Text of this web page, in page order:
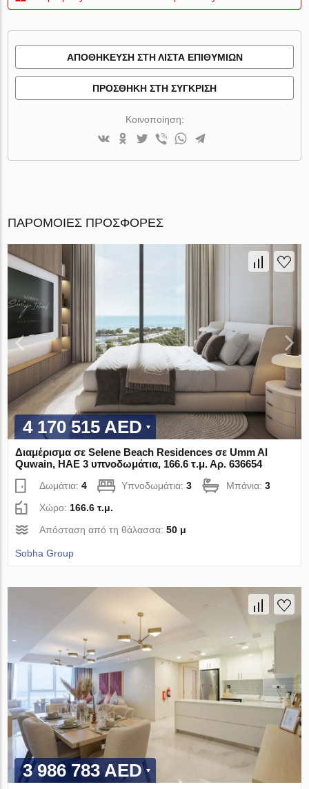
ΑΠΟΘΉΚΕΥΣΗ ΣΤΗ ΛΊΣΤΑ ΕΠΙΘΥΜΙΏΝ
ΠΡΟΣΘΉΚΗ ΣΤΗ ΣΎΓΚΡΙΣΗ
Κοινοποίηση:
ΠΑΡΌΜΟΙΕΣ ΠΡΟΣΦΟΡΈΣ
4 170 515 AED
Διαμέρισμα σε Selene Beach Residences σε Umm Al
Quwain, ΗΑΕ 3 υπνοδωμάτια, 166.6 τ.μ. Αρ. 636654
Δωμάτια:4 Υπνοδωμάτια:3 Μπάνια:3
Χώρο:166.6 τ.μ.
Απόσταση από τη θάλασσα:50 μ
Sobha Group
3 986 783 AED